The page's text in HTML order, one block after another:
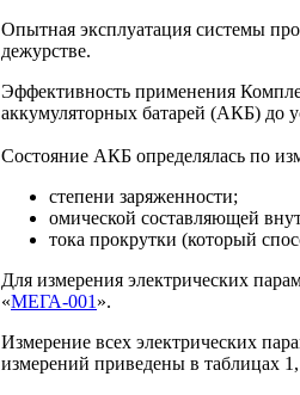
Опытная эксплуатация системы
дежурстве.
Эффективность применения
аккумуляторных батарей (АКБ) до
Состояние АКБ определялась по
степени заряженности;
омической составляющей
тока прокрутки (который
Для измерения электрических
«МЕГА-001 ».
Измерение всех электрических
измерений приведены в таблицах